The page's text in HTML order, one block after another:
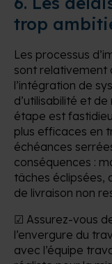
trop
Les processus
sont relativement
l’intégration de
d’utilisabilité et
étape est
plus efficaces en
échéances
conséquences :
tâches éclipsées,
de livraison non
☑ Assurez-vous
l’envergure du
avec l’équipe